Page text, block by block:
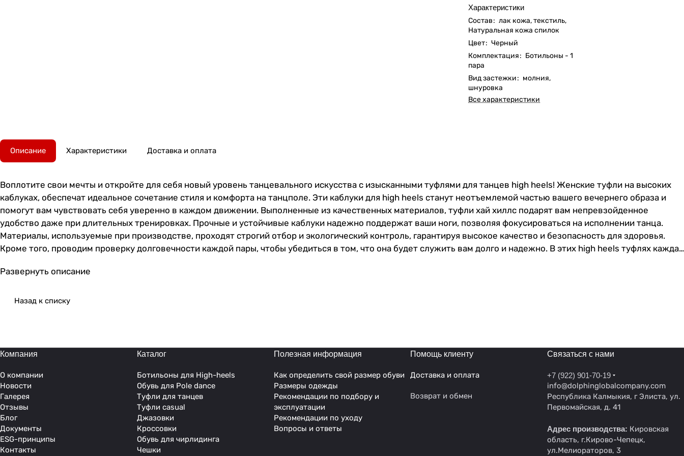
Характеристики
Состав: лак кожа, текстиль,
Натуральная кожа спилок
Цвет: Черный
Комплектация: Ботильоны - 1
пара
Вид застежки: молния,
шнуровка
Все характеристики
Описание Характеристики Доставка и оплата
Воплотите свои мечты и откройте для себя новый уровень танцевального искусства с изысканными туфлями для танцев high heels! Женские туфли на высоких
каблуках, обеспечат идеальное сочетание стиля и комфорта на танцполе. Эти каблуки для high heels станут неотъемлемой частью вашего вечернего образа и
помогут вам чувствовать себя уверенно в каждом движении. Выполненные из качественных материалов, туфли хай хиллс подарят вам непревзойденное
удобство даже при длительных тренировках. Прочные и устойчивые каблуки надежно поддержат ваши ноги, позволяя фокусироваться на исполнении танца.
Материалы, используемые при производстве, проходят строгий отбор и экологический контроль, гарантируя высокое качество и безопасность для здоровья.
Кроме того, проводим проверку долговечности каждой пары, чтобы убедиться в том, что она будет служить вам долго и надежно. В этих high heels туфлях каждая
танцоров. Благодаря продуманной конструкции эти женские туфли легко адаптируются к любой форме стопы, обеспечивая стабильность и безопасность при
через движения. High heels подходят не только для обучения, но и для концертных выступлений. Они подчеркнут грацию и плавность ваших движений, добавляя
каждой партии репетиции или соревнования.
Развернуть описание
Назад к списку
Компания
О компании
Новости
Галерея
Отзывы
Блог
Документы
ESG-принципы
Контакты
Каталог
Ботильоны для High-heels
Обувь для Pole dance
Туфли для танцев
Туфли casual
Джазовки
Кроссовки
Обувь для чирлидинга
Чешки
Полезная информация
Как определить свой размер обуви
Размеры одежды
Рекомендации по подбору и
эксплуатации
Рекомендации по уходу
Вопросы и ответы
Помощь клиенту
Доставка и оплата
Возврат и обмен
Связаться с нами
+7 (922) 901-70-19
info@dolphinglobalcompany.com
Республика Калмыкия, г Элиста, ул.
Первомайская, д. 41
Адрес производства: Кировская
область, г.Кирово-Чепецк,
ул.Мелиораторов, 3